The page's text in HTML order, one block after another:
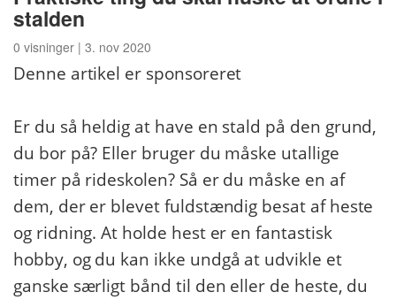
stalden
0 visninger | 3. nov 2020
Denne artikel er sponsoreret
Er du så heldig at have en stald på den grund,
du bor på? Eller bruger du måske utallige
timer på rideskolen? Så er du måske en af
dem, der er blevet fuldstændig besat af heste
og ridning. At holde hest er en fantastisk
hobby, og du kan ikke undgå at udvikle et
ganske særligt bånd til den eller de heste, du